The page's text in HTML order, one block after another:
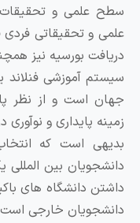
و تحقیقات
تحقیقاتی فردی فعال
بورسیه نیز همچنان
آموزشی فنلاند یکی از
و از نظر پایداری
پایداری و نوآوری در
است که انتخاب
بین المللی یک
دانشگاه های باکیفیت ،
خارجی است.